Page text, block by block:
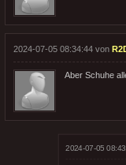
2024-07-05 08:34:44 von
Aber Schuhe
2024-07-05